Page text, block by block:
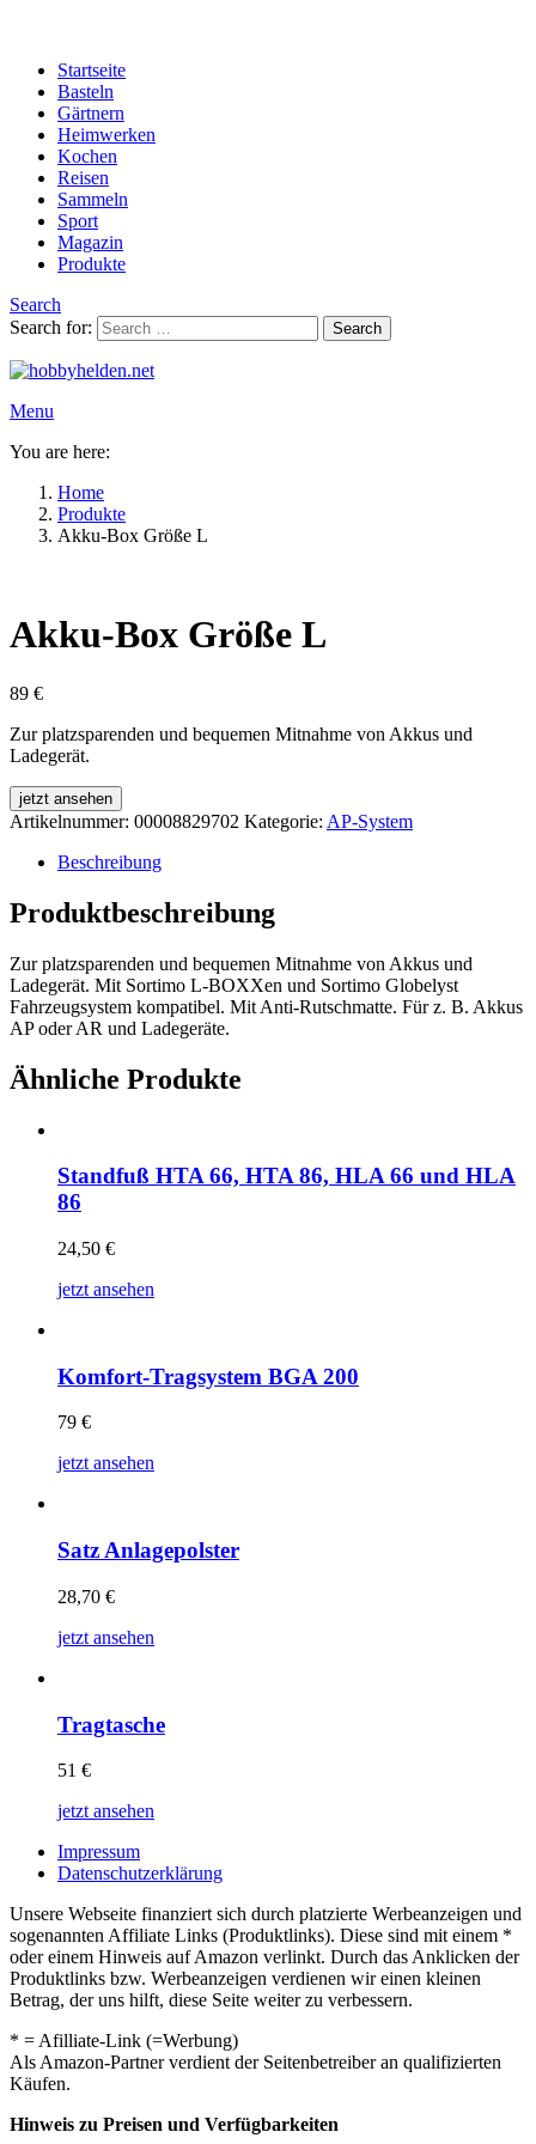
Startseite
Basteln
Gärtnern
Heimwerken
Kochen
Reisen
Sammeln
Sport
Magazin
Produkte
Search
Search for:
Search
Menu
You are here:
Home
Produkte
Akku-Box Größe L
Akku-Box Größe L
89 €
Zur platzsparenden und bequemen Mitnahme von Akkus und
Ladegerät.
jetzt ansehen
Artikelnummer: 00008829702 Kategorie: AP-System
Beschreibung
Produktbeschreibung
Zur platzsparenden und bequemen Mitnahme von Akkus und
Ladegerät. Mit Sortimo L-BOXXen und Sortimo Globelyst
Fahrzeugsystem kompatibel. Mit Anti-Rutschmatte. Für z. B. Akkus
AP oder AR und Ladegeräte.
Ähnliche Produkte
Standfuß HTA 66, HTA 86, HLA 66 und HLA
86
24,50 €
jetzt ansehen
Komfort-Tragsystem BGA 200
79 €
jetzt ansehen
Satz Anlagepolster
28,70 €
jetzt ansehen
Tragtasche
51 €
jetzt ansehen
Impressum
Datenschutzerklärung
Unsere Webseite finanziert sich durch platzierte Werbeanzeigen und
sogenannten Affiliate Links (Produktlinks). Diese sind mit einem *
oder einem Hinweis auf Amazon verlinkt. Durch das Anklicken der
Produktlinks bzw. Werbeanzeigen verdienen wir einen kleinen
Betrag, der uns hilft, diese Seite weiter zu verbessern.
* = Afilliate-Link (=Werbung)
Als Amazon-Partner verdient der Seitenbetreiber an qualifizierten
Käufen.
Hinweis zu Preisen und Verfügbarkeiten